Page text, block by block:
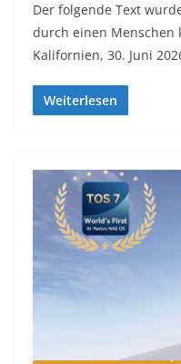
Der folgende Text
durch einen Menschen
Kalifornien, 30. Juni
Weiterlesen